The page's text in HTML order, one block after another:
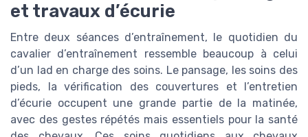
et travaux d’écurie
Entre deux séances d’entraînement, le quotidien du
cavalier d’entraînement ressemble beaucoup à celui
d’un lad en charge des soins. Le pansage, les soins des
pieds, la vérification des couvertures et l’entretien
d’écurie occupent une grande partie de la matinée,
avec des gestes répétés mais essentiels pour la santé